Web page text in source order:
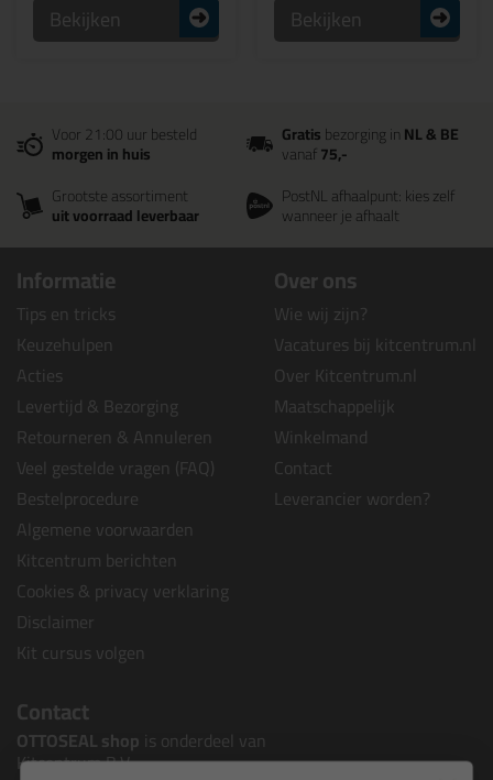
Bekijken Bekijken
Voor 21:00 uur besteld
morgen in huis
Gratisbezorging inNL & BE
vanaf75,-
Grootste assortiment
uit voorraad leverbaar
PostNL afhaalpunt: kies zelf
wanneer je afhaalt
Informatie
Tips en tricks
Keuzehulpen
Acties
Levertijd & Bezorging
Retourneren & Annuleren
Veel gestelde vragen (FAQ)
Bestelprocedure
Algemene voorwaarden
Kitcentrum berichten
Cookies & privacy verklaring
Disclaimer
Kit cursus volgen
Over ons
Wie wij zijn?
Vacatures bij kitcentrum.nl
Over Kitcentrum.nl
Maatschappelijk
Winkelmand
Contact
Leverancier worden?
Contact
OTTOSEAL shop is onderdeel van
Kitcentrum B.V.